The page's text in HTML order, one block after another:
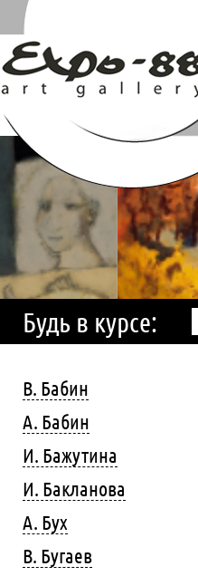
Будь в курсе:
В. Бабин
А. Бабин
И. Бажутина
И. Бакланова
А. Бух
В. Бугаев